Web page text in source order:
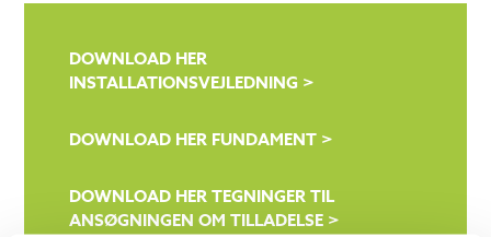
DOWNLOAD HER
INSTALLATIONSVEJLEDNING >
DOWNLOAD HER FUNDAMENT >
DOWNLOAD HER TEGNINGER TIL
ANSØGNINGEN OM TILLADELSE >